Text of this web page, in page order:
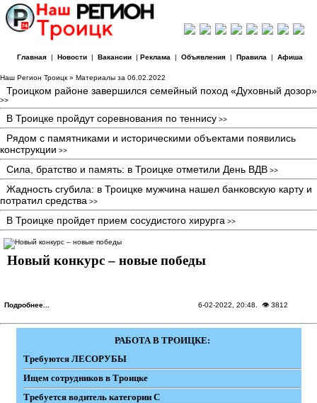
Главная| Новости| Вакансии| Реклама | Объявления| Правила | Афиша
Наш Регион Троицк » Материалы за 06.02.2022
Троицком районе завершился семейный поход «Духовный дозор»
>>
В Троицке пройдут соревнования по теннису >>
Рядом с памятниками и историческими объектами появились
конструкции >>
Сила, братство и память: в Троицке отметили День ВДВ >>
Жадность сгубила: в Троицке мужчина нашел банковскую карту и
потратил средства >>
В Троицке пройдет прием сосудистого хирурга >>
Новый конкурс – новые победы
Подробнее... 6-02-2022, 20:48 . 👁 3812
РАБОТА В ТРОИЦКЕ:
Требуются ЛЕСОРУБЫ
Ищем сотрудников в Троицке
Требуется водитель категории С